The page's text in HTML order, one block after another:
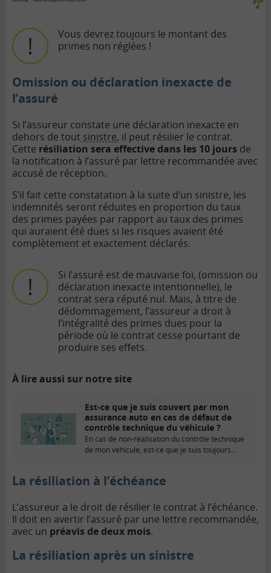
Vous devrez toujours le montant des
primes non réglées !
Omission ou déclaration inexacte de
l’assuré
Si l’assureur constate une déclaration inexacte en
dehors de tout sinistre, il peut résilier le contrat.
Cette résiliation sera effective dans les 10 jours de
la notification à l’assuré par lettre recommandée avec
accusé de réception.
S’il fait cette constatation à la suite d’un sinistre, les
indemnités seront réduites en proportion du taux
des primes payées par rapport au taux des primes
qui auraient été dues si les risques avaient été
complètement et exactement déclarés.
Si l’assuré est de mauvaise foi, (omission ou
déclaration inexacte intentionnelle), le
contrat sera réputé nul. Mais, à titre de
dédommagement, l’assureur a droit à
l’intégralité des primes dues pour la
période où le contrat cesse pourtant de
produire ses effets.
À lire aussi sur notre site
Est-ce que je suis couvert par mon
assurance auto en cas de défaut de
contrôle technique du véhicule ?
En cas de non-réalisation du contrôle technique
de mon véhicule, est-ce que je suis toujours...
La résiliation à l’échéance
L’assureur a le droit de résilier le contrat à l’échéance.
Il doit en avertir l’assuré par une lettre recommandée,
avec un préavis de deux mois.
La résiliation après un sinistre